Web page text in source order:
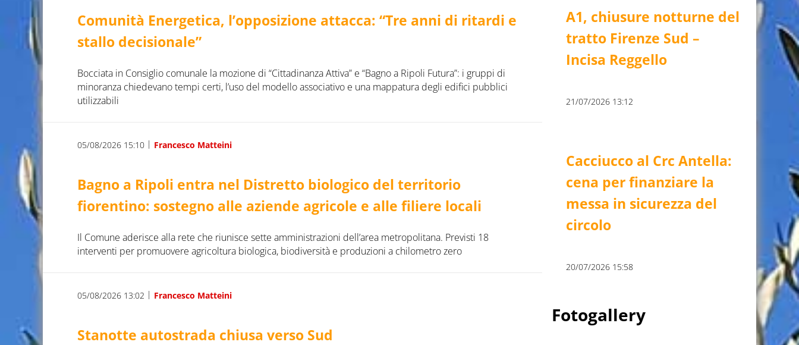
Comunità Energetica, l’opposizione attacca: “Tre anni di ritardi e
stallo decisionale”
Bocciata in Consiglio comunale la mozione di “Cittadinanza Attiva” e “Bagno a Ripoli Futura”: i gruppi di
minoranza chiedevano tempi certi, l’uso del modello associativo e una mappatura degli edifici pubblici
utilizzabili
05/08/2026 15:10| Francesco Matteini
Bagno a Ripoli entra nel Distretto biologico del territorio
fiorentino: sostegno alle aziende agricole e alle filiere locali
Il Comune aderisce alla rete che riunisce sette amministrazioni dell’area metropolitana. Previsti 18
interventi per promuovere agricoltura biologica, biodiversità e produzioni a chilometro zero
05/08/2026 13:02 | Francesco Matteini
Stanotte autostrada chiusa verso Sud
A1, chiusure notturne del
tratto Firenze Sud –
Incisa Reggello
21/07/2026 13:12
Cacciucco al Crc Antella:
cena per finanziare la
messa in sicurezza del
circolo
20/07/2026 15:58
Fotogallery